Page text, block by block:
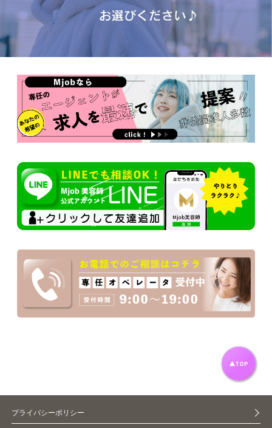
プライバシーポリシー